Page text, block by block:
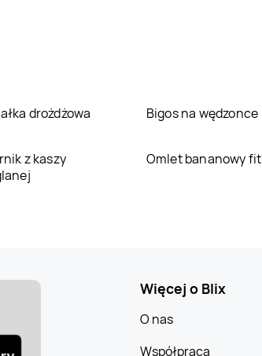
drożdżowa Bigos na wędzonce
z kaszy
Omlet bananowy fit
Więcej o Blix
O nas
Współpraca